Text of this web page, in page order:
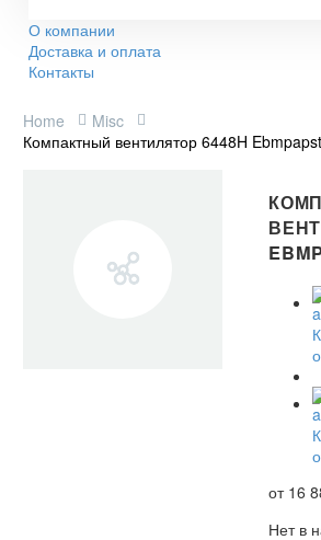
О компании
Доставка и оплата
Контакты
Home
Misc
Компактный вентилятор 6448H
от 16
Нет в